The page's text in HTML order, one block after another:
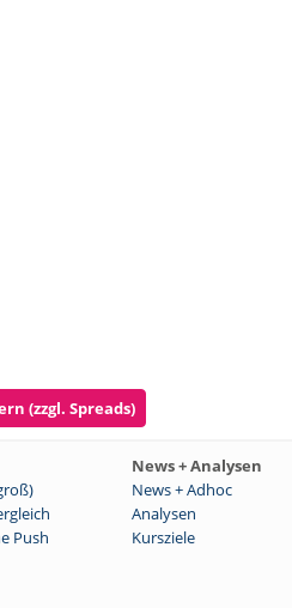
(zzgl. Spreads)
News + Analysen
News + Adhoc
Analysen
Push Kursziele